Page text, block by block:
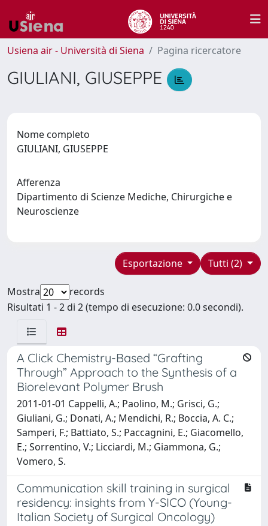
Usiena air - Università di Siena Pagina ricercatore
GIULIANI, GIUSEPPE
Nome completo
GIULIANI, GIUSEPPE
Afferenza
Dipartimento di Scienze Mediche, Chirurgiche e
Neuroscienze
Tutti (2)
Esportazione
Mostra
records
Risultati 1 - 2 di 2 (tempo di esecuzione: 0.0 secondi).
A Click Chemistry-Based “Grafting
Through” Approach to the Synthesis of a
Biorelevant Polymer Brush
2011-01-01 Cappelli, A.; Paolino, M.; Grisci, G.;
Giuliani, G.; Donati, A.; Mendichi, R.; Boccia, A. C.;
Samperi, F.; Battiato, S.; Paccagnini, E.; Giacomello,
E.; Sorrentino, V.; Licciardi, M.; Giammona, G.;
Vomero, S.
Communication skill training in surgical
residency: insights from Y-SICO (Young-
Italian Society of Surgical Oncology)